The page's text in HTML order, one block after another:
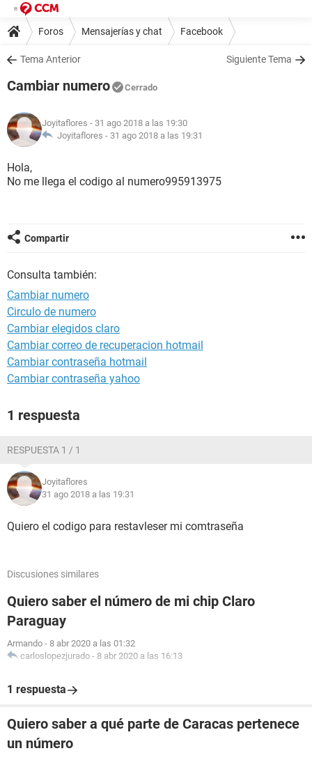
Foros Mensajerías y chat Facebook
Tema Anterior Siguiente Tema
Cambiar numero Cerrado
Joyitaflores - 31 ago 2018 a las 19:30
Joyitaflores - 31 ago 2018 a las 19:31
Hola,
No me llega el codigo al numero995913975
Compartir
Consulta también:
Cambiar numero
Circulo de numero
Cambiar elegidos claro
Cambiar correo de recuperacion hotmail
Cambiar contraseña hotmail
Cambiar contraseña yahoo
1 respuesta
RESPUESTA 1 / 1
Joyitaflores
31 ago 2018 a las 19:31
Quiero el codigo para restavleser mi comtraseña
Discusiones similares
Quiero saber el número de mi chip Claro
Paraguay
Armando - 8 abr 2020 a las 01:32
carloslopezjurado - 8 abr 2020 a las 16:13
1 respuesta
Quiero saber a qué parte de Caracas pertenece
un número